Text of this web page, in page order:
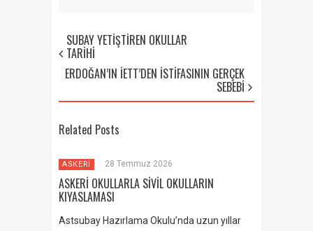
SUBAY YETİŞTİREN OKULLAR
TARİHİ
ERDOĞAN’IN İETT’DEN İSTİFASININ GERÇEK
SEBEBİ
Related Posts
ASKERİ 28 Temmuz 2026
ASKERİ OKULLARLA SİVİL OKULLARIN
KIYASLAMASI
Astsubay Hazırlama Okulu’nda uzun yıllar